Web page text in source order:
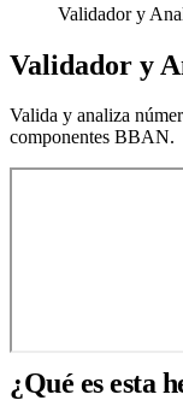
Validador y
Validador y
Valida y analiza
componentes BBAN.
¿Qué es esta